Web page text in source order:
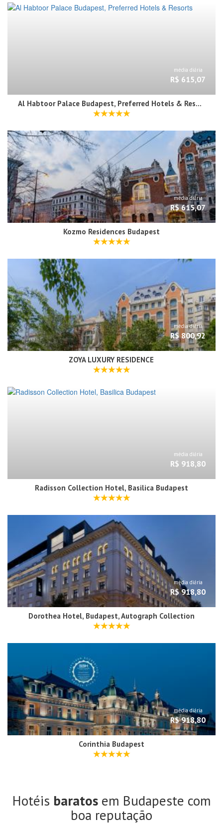
média diária
R$ 615,07
Al Habtoor Palace Budapest, Preferred Hotels & Resorts
média diária
R$ 615,07
Kozmo Residences Budapest
média diária
R$ 800,92
ZOYA LUXURY RESIDENCE
média diária
R$ 918,80
Radisson Collection Hotel, Basilica Budapest
média diária
R$ 918,80
Dorothea Hotel, Budapest, Autograph Collection
média diária
R$ 918,80
Corinthia Budapest
Hotéis baratosem Budapeste com
boa reputação